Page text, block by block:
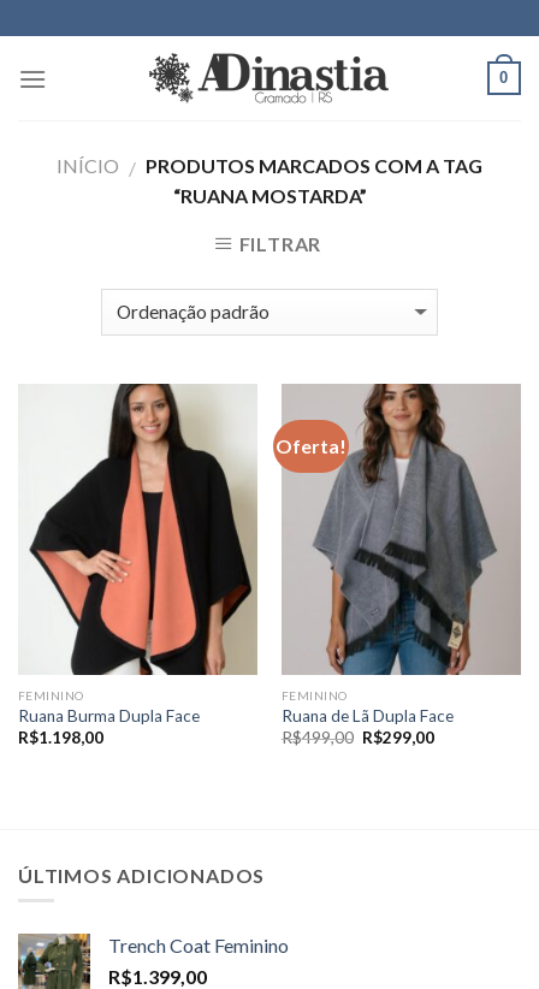
to
content
0
INÍCIO / PRODUTOS MARCADOS COM A TAG
“RUANA MOSTARDA”
FILTRAR
FEMININO
Ruana Burma Dupla Face
R$1.198,00
Oferta!
FEMININO
Ruana de Lã Dupla Face
R$499,00 O
R$299,00O
ÚLTIMOS ADICIONADOS
Trench Coat Feminino
R$1.399,00